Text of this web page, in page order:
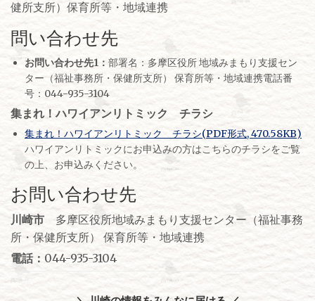
健所支所）保育所等・地域連携
問い合わせ先
お問い合わせ先1： 部署名：多摩区役所 地域みまもり支援セン
ター（福祉事務所・保健所支所） 保育所等・地域連携電話番
号：044-935-3104
集まれ！ハワイアンリトミック チラシ
集まれ！ハワイアンリトミック チラシ(PDF形式, 470.58KB)
ハワイアンリトミックにお申込みの方はこちらのチラシをご覧
の上、お申込みください。
お問い合わせ先
川崎市多摩区役所地域みまもり支援センター（福祉事務
所・保健所支所） 保育所等・地域連携
電話： 044-935-3104